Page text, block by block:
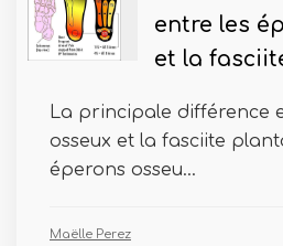
entre les
et la
La principale différence
osseux et la fasciite
éperons osseu...
Maëlle Perez